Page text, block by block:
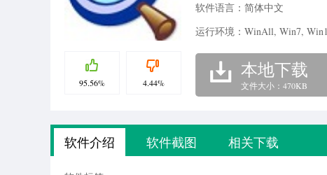
95.56% 4.44%
软件语言：简体中文
运行环境：WinAll, Win7,
本地下载
文件大小：470KB
软件介绍 软件截图 相关下载